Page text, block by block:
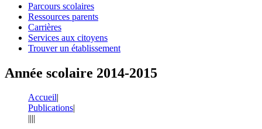
Parcours scolaires
Ressources parents
Carrières
Services aux citoyens
Trouver un établissement
Année scolaire 2014-2015
Accueil|
Publications|
||||